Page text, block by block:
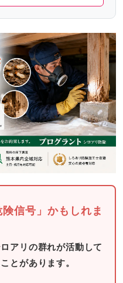
信号」かもしれま
アリの群れが活動して
とがあります。